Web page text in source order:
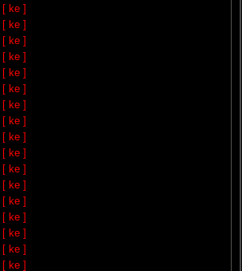
[ ke ]
[ ke ]
[ ke ]
[ ke ]
[ ke ]
[ ke ]
[ ke ]
[ ke ]
[ ke ]
[ ke ]
[ ke ]
[ ke ]
[ ke ]
[ ke ]
[ ke ]
[ ke ]
[ ke ]